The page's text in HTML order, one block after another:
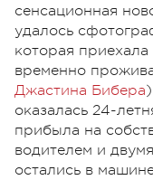
сенсационная
удалось
которая
временно
Джастина Бибера
оказалась 24-
прибыла на
водителем и
остались в